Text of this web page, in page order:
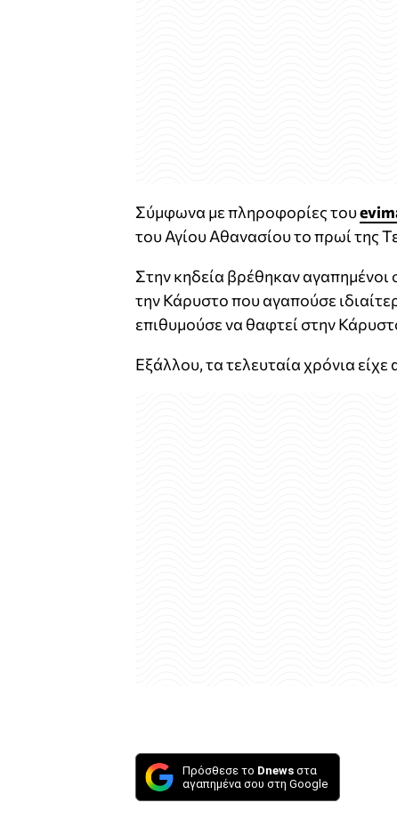
Σύμφωνα με πληροφορίες του
του Αγίου Αθανασίου το πρωί της
Στην κηδεία βρέθηκαν αγαπημένοι
την Κάρυστο που αγαπούσε
επιθυμούσε να θαφτεί στην
Εξάλλου, τα τελευταία χρόνια
Πρόσθεσε το Dnews στα
αγαπημένα σου στη Google